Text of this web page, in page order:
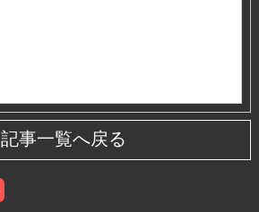
記事一覧へ戻る